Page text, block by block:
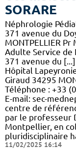
SORARE
Néphrologie
371 avenue du
MONTPELLIER
Adulte Service
371 avenue du
Hôpital
Giraud 34295
Téléphone : +33
E-mail: sec-
centre de
par le professeur
Montpellier, en
pluridisciplinaire
11/02/2025 16:14